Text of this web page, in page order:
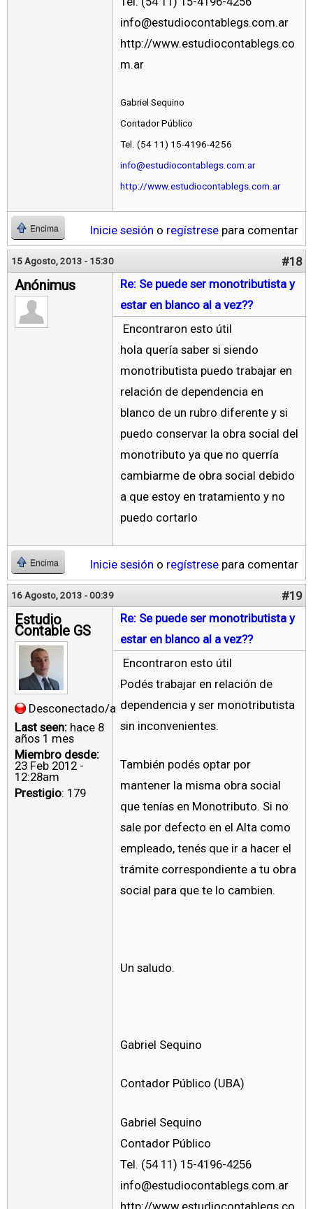
info@estudiocontablegs.com.ar
http://www.estudiocontablegs.co
m.ar
Gabriel Sequino
Contador Público
Tel. (54 11) 15-4196-4256
info@estudiocontablegs.com.ar
http://www.estudiocontablegs.com.ar
Encima Inicie sesión o regístrese para comentar
15 Agosto, 2013 - 15:30 #18
Anónimus
Re: Se puede ser monotributista y
estar en blanco al a vez??
Encontraron esto útil
hola quería saber si siendo
monotributista puedo trabajar en
relación de dependencia en
blanco de un rubro diferente y si
puedo conservar la obra social del
monotributo ya que no querría
cambiarme de obra social debido
a que estoy en tratamiento y no
puedo cortarlo
Encima Inicie sesión o regístrese para comentar
16 Agosto, 2013 - 00:39 #19
Estudio
Contable GS
Desconectado/a
Last seen: hace 8
años 1 mes
Miembro desde:
23 Feb 2012 -
12:28am
Prestigio: 179
Re: Se puede ser monotributista y
estar en blanco al a vez??
Encontraron esto útil
Podés trabajar en relación de
dependencia y ser monotributista
sin inconvenientes.
También podés optar por
mantener la misma obra social
que tenías en Monotributo. Si no
sale por defecto en el Alta como
empleado, tenés que ir a hacer el
trámite correspondiente a tu obra
social para que te lo cambien.
Un saludo.
Gabriel Sequino
Contador Público (UBA)
Gabriel Sequino
Contador Público
Tel. (54 11) 15-4196-4256
info@estudiocontablegs.com.ar
http://www.estudiocontablegs.co